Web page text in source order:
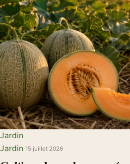
Jardin
Jardin 15 juillet 2026